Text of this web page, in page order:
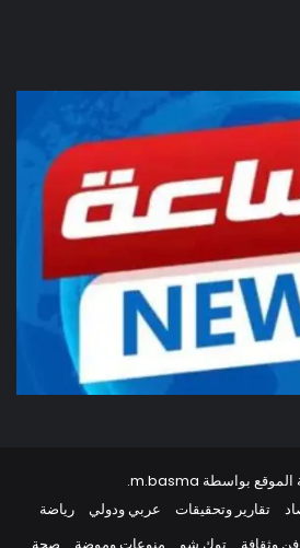
بواسطة m.basma
.
تقارير وتحقيقات عربي ودولي
رياضة